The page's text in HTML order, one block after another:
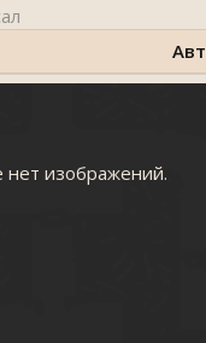
изображений.